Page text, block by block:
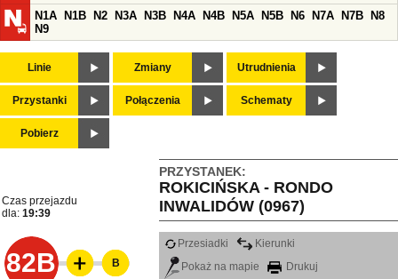
N1A
N1B N2 N3A N3B N4A N4B N5A N5B N6 N7A N7B
N8
N9
Linie Zmiany Utrudnienia
Przystanki Połączenia Schematy
Pobierz
PRZYSTANEK:
ROKICIŃSKA - RONDO
INWALIDÓW (0967)
Czas przejazdu
dla: 19:39
82B
Przesiadki
Kierunki
Pokaż na mapie
Drukuj
B